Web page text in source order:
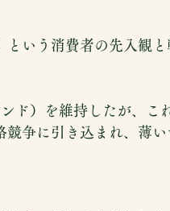
いう消費者の先入観
ド）を維持したが、こ
争に引き込まれ、薄い